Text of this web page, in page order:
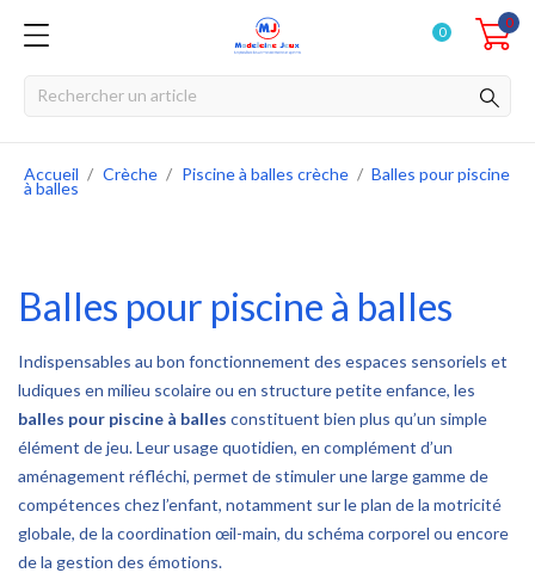
0
0
Accueil Crèche Piscine à balles crèche Balles pour piscine
à balles
Balles pour piscine à balles
Indispensables au bon fonctionnement des espaces sensoriels et
ludiques en milieu scolaire ou en structure petite enfance, les
balles pour piscine à balles constituent bien plus qu’un simple
élément de jeu. Leur usage quotidien, en complément d’un
aménagement réfléchi, permet de stimuler une large gamme de
compétences chez l’enfant, notamment sur le plan de la motricité
globale, de la coordination œil-main, du schéma corporel ou encore
de la gestion des émotions.